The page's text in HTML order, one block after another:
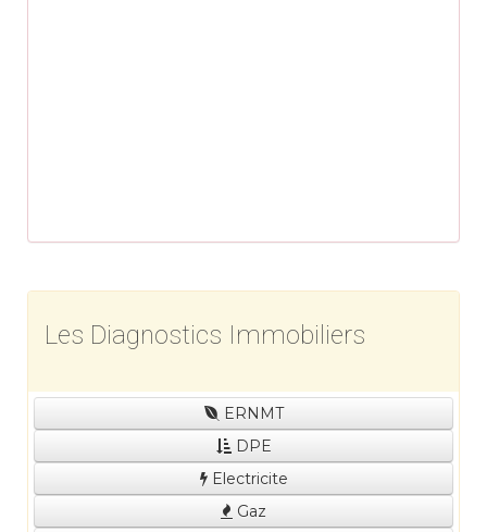
Les Diagnostics Immobiliers
ERNMT
DPE
Electricite
Gaz